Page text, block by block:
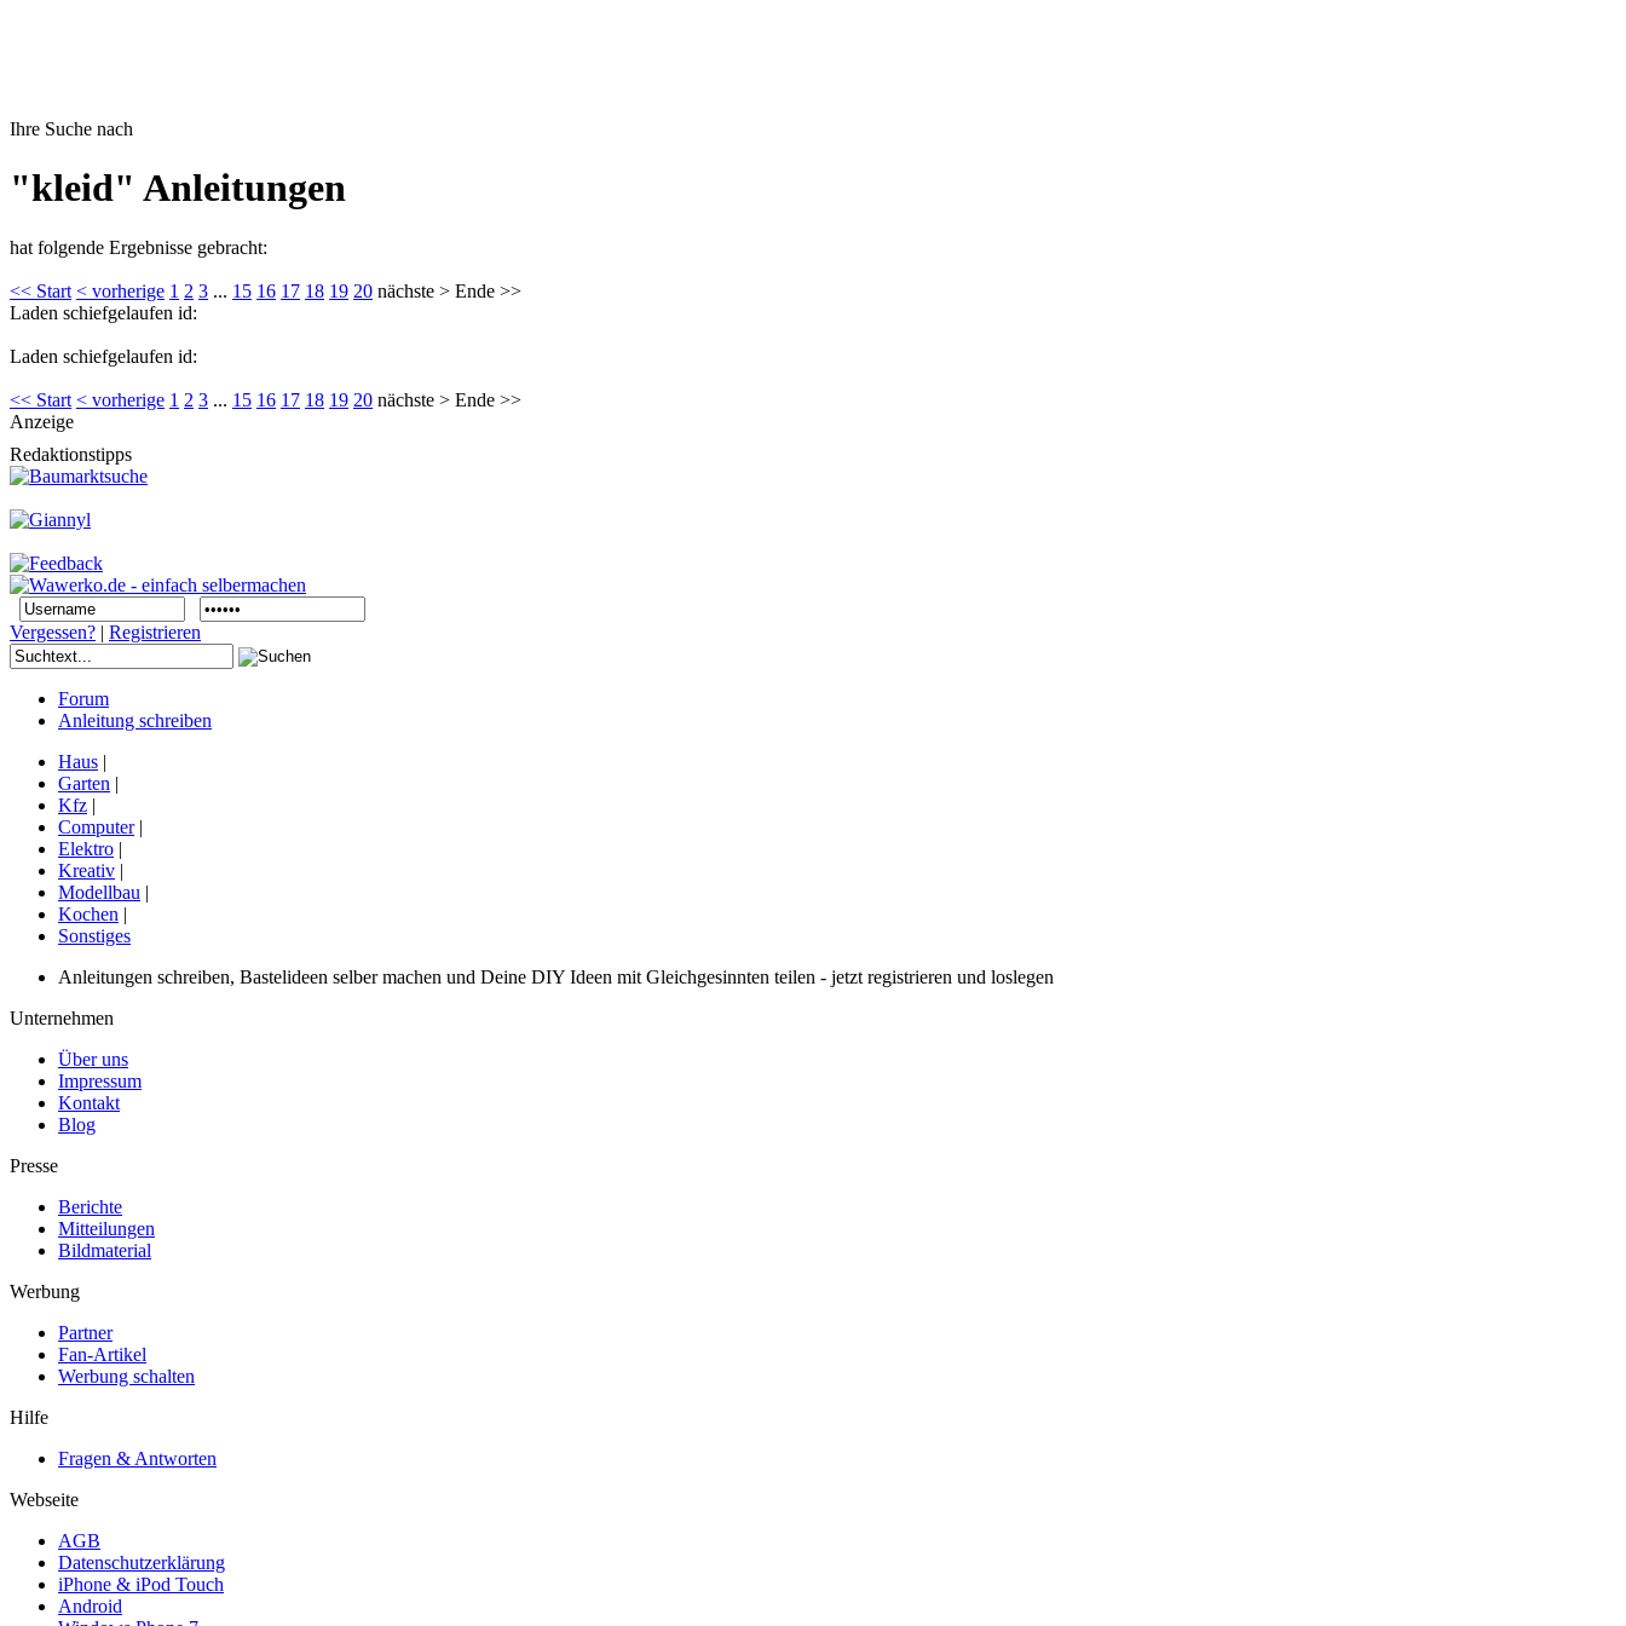
Ihre Suche nach
"kleid" Anleitungen
hat folgende Ergebnisse gebracht:
<< Start < vorherige 1 2 3 ... 15 16 17 18 19 20 nächste > Ende >>
Laden schiefgelaufen id:
Laden schiefgelaufen id:
<< Start < vorherige 1 2 3 ... 15 16 17 18 19 20 nächste > Ende >>
Anzeige
Redaktionstipps
Vergessen? | Registrieren
Forum
Anleitung schreiben
Haus |
Garten |
Kfz |
Computer|
Elektro |
Kreativ |
Modellbau |
Kochen |
Sonstiges
Anleitungen schreiben, Bastelideen selber machen und Deine DIY Ideen mit Gleichgesinnten teilen - jetzt registrieren und loslegen
Unternehmen
Über uns
Impressum
Kontakt
Blog
Presse
Berichte
Mitteilungen
Bildmaterial
Werbung
Partner
Fan-Artikel
Werbung schalten
Hilfe
Fragen & Antworten
Webseite
AGB
Datenschutzerklärung
iPhone & iPod Touch
Android